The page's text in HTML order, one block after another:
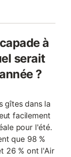
à
serait
?
gîtes dans la
facilement
pour l'été.
que 98 %
26 % ont l'Air